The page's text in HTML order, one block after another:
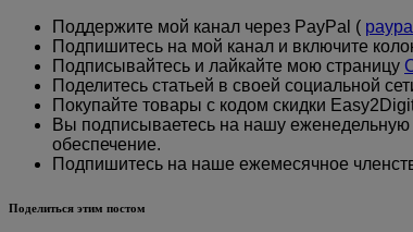
Поддержите мой канал через PayPal (
Подпишитесь на мой канал и включите
Подписывайтесь и лайкайте мою страницу
Поделитесь статьей в своей социальной
Покупайте товары с кодом скидки
Вы подписываетесь на нашу еженедельную
обеспечение.
Подпишитесь на наше ежемесячное
Поделиться этим постом